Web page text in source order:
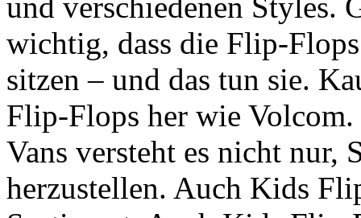
wichtig, dass die Flip-
sitzen – und das tun sie.
Flip-Flops her wie Volcom.
Vans versteht es nicht nur,
herzustellen. Auch Kids